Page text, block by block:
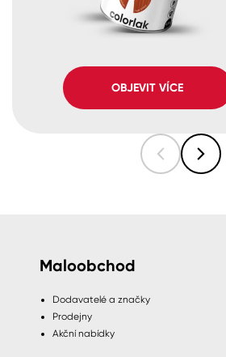
OBJEVIT VÍCE
Maloobchod
Dodavatelé a značky
Prodejny
Akční nabídky